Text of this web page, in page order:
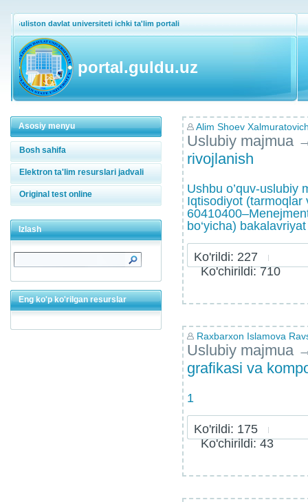
Guliston davlat universiteti ichki ta'lim portali
portal.guldu.uz
Asosiy menyu
Bosh sahifa
Elektron ta'lim resurslari jadvali
Original test online
Izlash
Eng ko'p ko'rilgan resurslar
Alim Shoev
Uslubiy majmua
rivojlanish
Ushbu o’quv-uslubiy
Iqtisodiyot (tarmoqlar
bo‘yicha) bakalavriyat
Ko'rildi: 227
Ko'chirildi: 710
Raxbarxon Islamova
Uslubiy majmua
grafikasi va
1
Ko'rildi: 175
Ko'chirildi: 43